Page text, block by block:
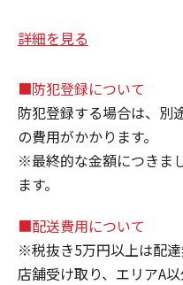
詳細を見る
■防犯登録について
防犯登録する場合は、別
の費用がかかります。
※最終的な金額につきま
ます。
■配送費用について
※税抜き5万円以上は配達
店舗受け取り、エリアA